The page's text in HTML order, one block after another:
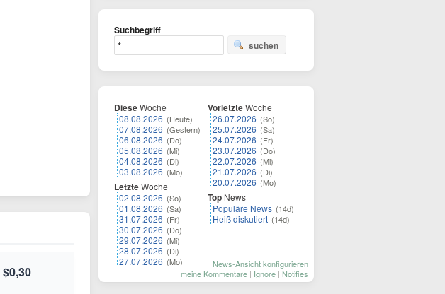
Suchbegriff
suchen
DieseWoche
08.08.2026 (Heute)
07.08.2026 (Gestern)
06.08.2026 (Do)
05.08.2026 (Mi)
04.08.2026 (Di)
03.08.2026 (Mo)
LetzteWoche
02.08.2026 (So)
01.08.2026 (Sa)
31.07.2026 (Fr)
30.07.2026 (Do)
29.07.2026 (Mi)
28.07.2026 (Di)
27.07.2026 (Mo)
VorletzteWoche
26.07.2026 (So)
25.07.2026 (Sa)
24.07.2026 (Fr)
23.07.2026 (Do)
22.07.2026 (Mi)
21.07.2026 (Di)
20.07.2026 (Mo)
Top News
Populäre News (14d)
Heiß diskutiert (14d)
News-Ansicht konfigurieren
meine Kommentare | Ignore | Notifies